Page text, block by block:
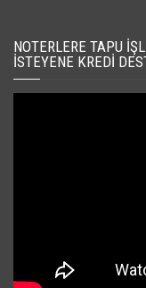
NOTERLERE TAPU
İSTEYENE KREDI